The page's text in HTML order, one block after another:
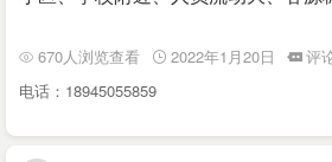
670人浏览查看 2022年1月20日
评
电话：18945055859